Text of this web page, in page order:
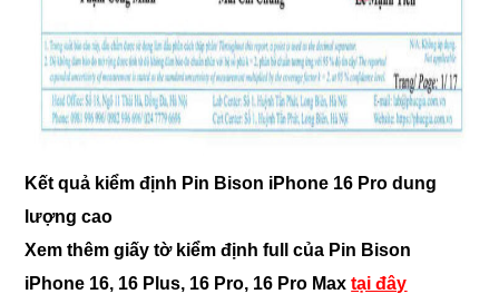
Kết quả kiểm định Pin Bison iPhone 16 Pro dung
lượng cao
Xem thêm giấy tờ kiểm định full của Pin Bison
iPhone 16, 16 Plus, 16 Pro, 16 Pro Maxtại đây